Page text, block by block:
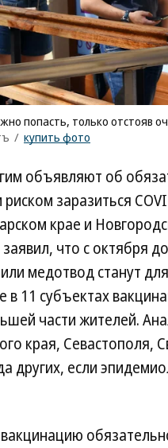
попасть, только отстояв
/ купить фото
объявляют об
заразиться
крае и
что с октября
медотвод станут
11 субъектах
части жителей.
края, Севастополя,
других, если